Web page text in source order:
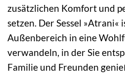
zusätzlichen Komfort und
setzen. Der Sessel »Atrani«
Außenbereich in eine
verwandeln, in der Sie
Familie und Freunden